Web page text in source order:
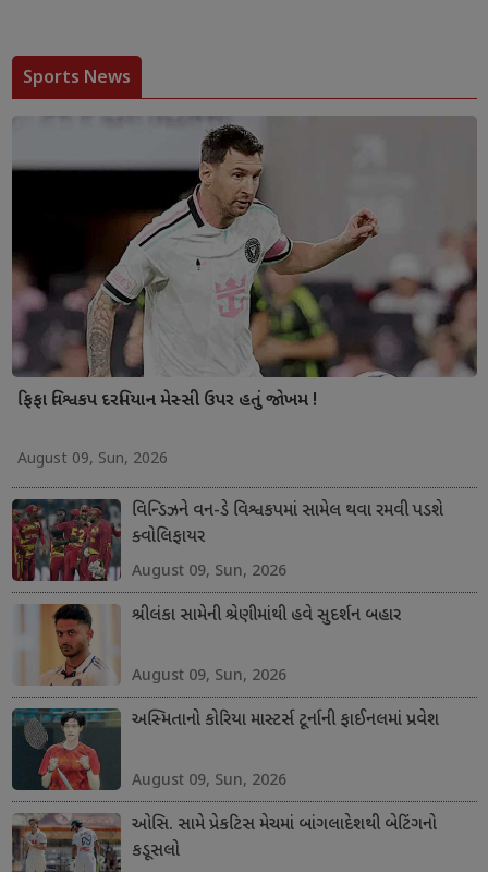
Sports News
ફિફા વિશ્વકપ દરમિયાન મેસ્સી ઉપર હતું જોખમ !
August 09, Sun, 2026
વિન્ડિઝને વન-ડે વિશ્વકપમાં સામેલ થવા રમવી પડશે
ક્વોલિફાયર
August 09, Sun, 2026
શ્રીલંકા સામેની શ્રેણીમાંથી હવે સુદર્શન બહાર
August 09, Sun, 2026
અસ્મિતાનો કોરિયા માસ્ટર્સ ટૂર્નાની ફાઈનલમાં પ્રવેશ
August 09, Sun, 2026
ઓસિ. સામે પ્રેકટિસ મેચમાં બાંગલાદેશથી બેટિંગનો
કડૂસલો